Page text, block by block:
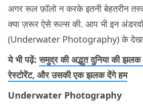
अगर रूल फ़ॉलो न करके इतनी बेहतरीन
क्या ज़रूर ऐसे रूल्स की. आप भी इन
(Underwater Photography) के
ये भी पढ़ें:समुद्र की अद्भुत दुनिया की झलक
रेस्टोरेंट, और उसकी एक झलक देंगे हम
Underwater Photography